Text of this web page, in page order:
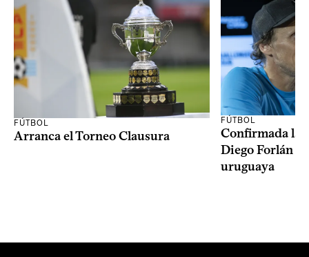
FÚTBOL
Arranca el Torneo Clausura
FÚTBOL
Confirmada la
Diego Forlán
uruguaya